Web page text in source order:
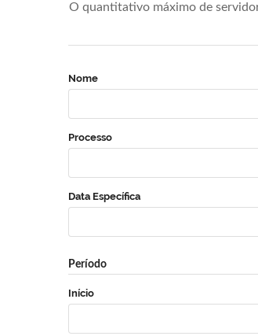
O quantitativo máximo de
Nome
Processo
Data Específica
Período
Início